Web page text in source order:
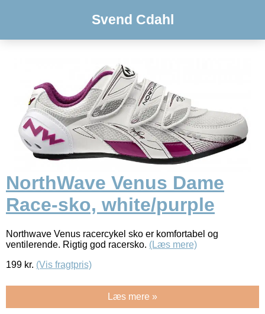
Svend Cdahl
NorthWave Venus Dame
Race-sko, white/purple
Northwave Venus racercykel sko er komfortabel og
ventilerende. Rigtig god racersko. (Læs mere)
199 kr. (Vis fragtpris)
Læs mere »